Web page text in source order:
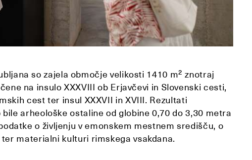
so zajela območje velikosti 1410 m² znotraj
na insulo XXXVIII ob Erjavčevi in Slovenski cesti,
cest ter insul XXXVII in XVIII. Rezultati
arheološke ostaline od globine 0,70 do 3,30 metra
o življenju v emonskem mestnem središču, o
materialni kulturi rimskega vsakdana.